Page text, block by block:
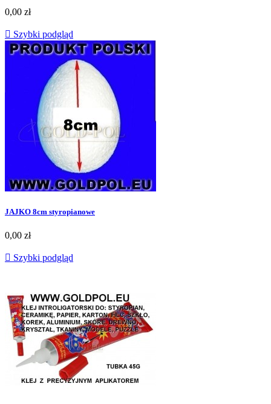
0,00 zł
 Szybki podgląd
JAJKO 8cm styropianowe
0,00 zł
 Szybki podgląd